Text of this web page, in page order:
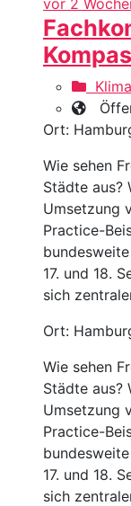
Ort:
Wie sehen
Städte aus?
Umsetzung
Practice-
17. und 18.
sich
Ort:
Wie sehen
Städte aus?
Umsetzung
Practice-
17. und 18.
sich